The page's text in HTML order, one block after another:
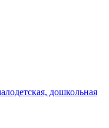
дошкольная